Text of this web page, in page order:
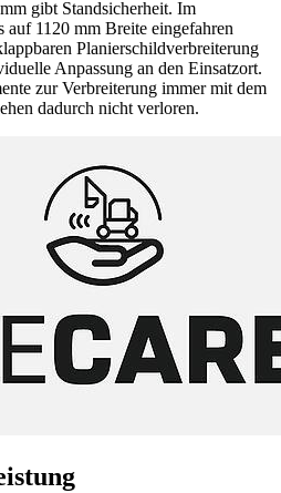
gibt Standsicherheit. Im
auf 1120 mm Breite eingefahren
Planierschildverbreiterung
Anpassung an den Einsatzort.
zur Verbreiterung immer mit dem
dadurch nicht verloren.